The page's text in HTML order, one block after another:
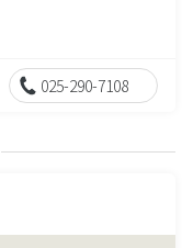
025-290-7108